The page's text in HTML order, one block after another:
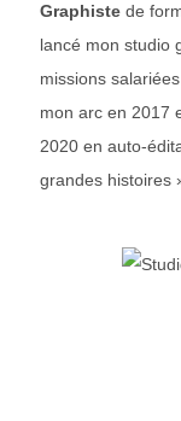
Graphistede
lancé mon studio
missions
mon arc en 2017
2020 en auto-
grandes histoires